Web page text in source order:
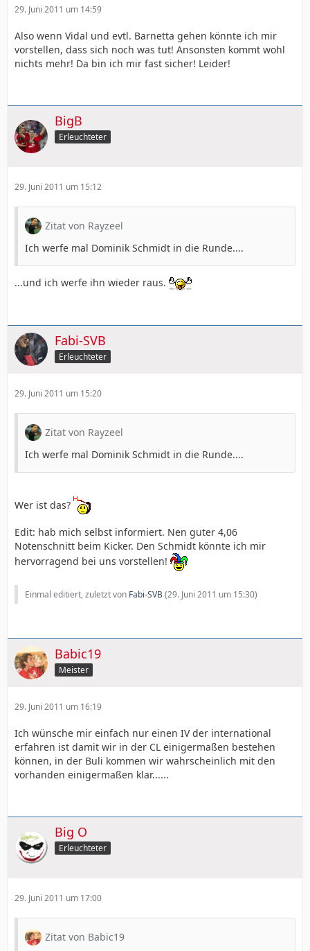
29. Juni 2011 um 14:59
Also wenn Vidal und evtl. Barnetta gehen könnte ich mir
vorstellen, dass sich noch was tut! Ansonsten kommt wohl
nichts mehr! Da bin ich mir fast sicher! Leider!
BigB
Erleuchteter
29. Juni 2011 um 15:12
Zitat von Rayzeel
Ich werfe mal Dominik Schmidt in die Runde....
...und ich werfe ihn wieder raus.
Fabi-SVB
Erleuchteter
29. Juni 2011 um 15:20
Zitat von Rayzeel
Ich werfe mal Dominik Schmidt in die Runde....
Wer ist das?
Edit: hab mich selbst informiert. Nen guter 4,06
Notenschnitt beim Kicker. Den Schmidt könnte ich mir
hervorragend bei uns vorstellen!
Einmal editiert, zuletzt von Fabi-SVB(29. Juni 2011 um 15:30)
Babic19
Meister
29. Juni 2011 um 16:19
Ich wünsche mir einfach nur einen IV der international
erfahren ist damit wir in der CL einigermaßen bestehen
können, in der Buli kommen wir wahrscheinlich mit den
vorhanden einigermaßen klar......
Big O
Erleuchteter
29. Juni 2011 um 17:00
Zitat von Babic19